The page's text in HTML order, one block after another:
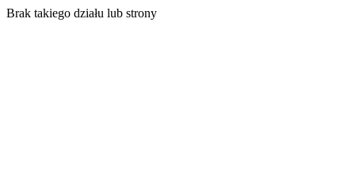
Brak takiego działu lub strony